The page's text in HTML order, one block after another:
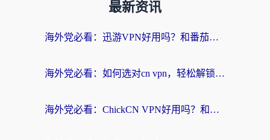
最新资讯
海外党必看：迅游VPN好用吗？和番茄加速器VPN对比哪个回国效果更好？
海外党必看：如何选对cn vpn，轻松解锁国内影音游戏？
海外党必看：ChickCN VPN好用吗？和星河VPN对比哪个回国效果更好？附真实体验+避坑指南